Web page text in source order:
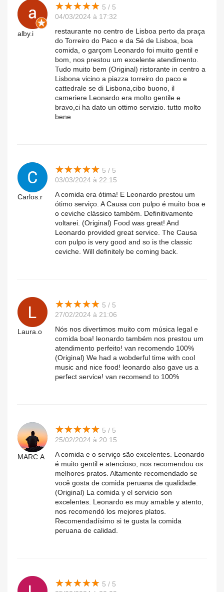
alby.i
★★★★★
★★★★★ 5 / 5
04/03/2024 à 17:32
restaurante no centro de Lisboa perto da praça
do Torreiro do Paco e da Sé de Lisboa, boa
comida, o garçom Leonardo foi muito gentil e
bom, nos prestou um excelente atendimento.
Tudo muito bem (Original) ristorante in centro a
Lisbona vicino a piazza torreiro do paco e
cattedrale se di Lisbona,cibo buono, il
cameriere Leonardo era molto gentile e
bravo,ci ha dato un ottimo servizio. tutto molto
bene
Carlos.r
★★★★★
★★★★★ 5 / 5
03/03/2024 à 22:15
A comida era ótima! E Leonardo prestou um
ótimo serviço. A Causa con pulpo é muito boa e
o ceviche clássico também. Definitivamente
voltarei. (Original) Food was great! And
Leonardo provided great service. The Causa
con pulpo is very good and so is the classic
ceviche. Will definitely be coming back.
Laura.o
★★★★★
★★★★★ 5 / 5
27/02/2024 à 21:06
Nós nos divertimos muito com música legal e
comida boa! leonardo também nos prestou um
atendimento perfeito! van recomendo 100%
(Original) We had a wobderful time with cool
music and nice food! leonardo also gave us a
perfect service! van recomend to 100%
MARC.A
★★★★★
★★★★★ 5 / 5
25/02/2024 à 20:15
A comida e o serviço são excelentes. Leonardo
é muito gentil e atencioso, nos recomendou os
melhores pratos. Altamente recomendado se
você gosta de comida peruana de qualidade.
(Original) La comida y el servicio son
excelentes. Leonardo es muy amable y atento,
nos recomendó los mejores platos.
Recomendadísimo si te gusta la comida
peruana de calidad.
★★★★★
★★★★★ 5 / 5